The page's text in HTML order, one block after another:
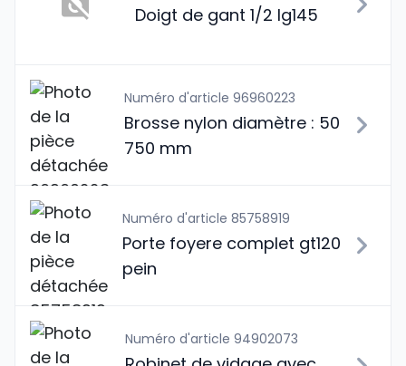
Doigt de gant 1/2 lg145
Numéro d'article 96960223
Brosse nylon diamètre : 50
750 mm
Numéro d'article 85758919
Porte foyere complet gt120
pein
Numéro d'article 94902073